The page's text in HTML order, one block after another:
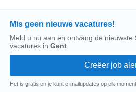
Mis geen nieuwe vacatures!
Meld u nu aan en ontvang de nieuwste
vacatures in Gent
Het is gratis en je kunt e-mailupdates op elk